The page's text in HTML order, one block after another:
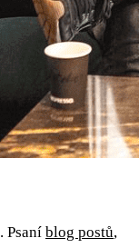
Psaní blog postů,